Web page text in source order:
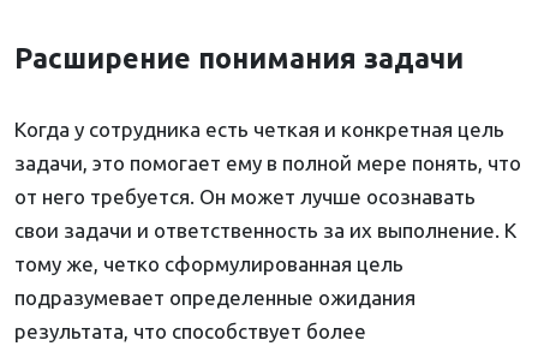
Расширение понимания задачи
Когда у сотрудника есть четкая и конкретная цель
задачи, это помогает ему в полной мере понять, что
от него требуется. Он может лучше осознавать
свои задачи и ответственность за их выполнение. К
тому же, четко сформулированная цель
подразумевает определенные ожидания
результата, что способствует более